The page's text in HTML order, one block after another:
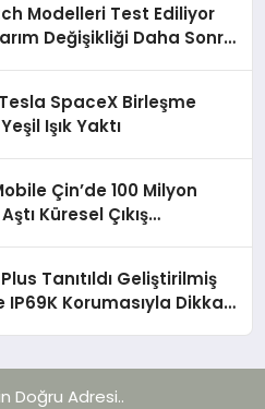
Modelleri Test Ediliyor
Değişikliği Daha Sonra
SpaceX Birleşme
Işık Yaktı
Çin’de 100 Milyon
Küresel Çıkış
Tanıtıldı Geliştirilmiş
IP69K Korumasıyla Dikkat
Doğru Adresi..